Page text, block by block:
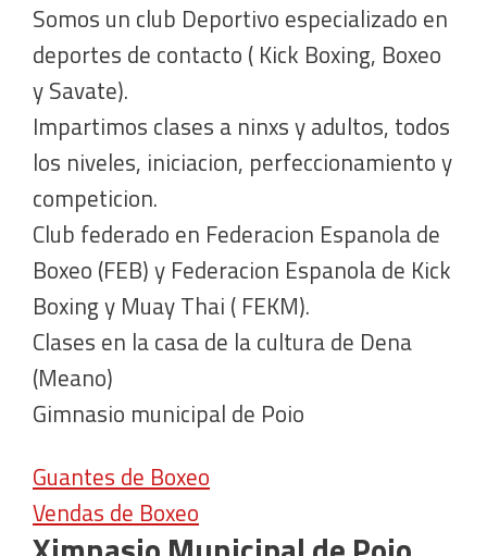
Somos un club Deportivo especializado en
deportes de contacto ( Kick Boxing, Boxeo
y Savate).
Impartimos clases a ninxs y adultos, todos
los niveles, iniciacion, perfeccionamiento y
competicion.
Club federado en Federacion Espanola de
Boxeo (FEB) y Federacion Espanola de Kick
Boxing y Muay Thai ( FEKM).
Clases en la casa de la cultura de Dena
(Meano)
Gimnasio municipal de Poio
Guantes de Boxeo
Vendas de Boxeo